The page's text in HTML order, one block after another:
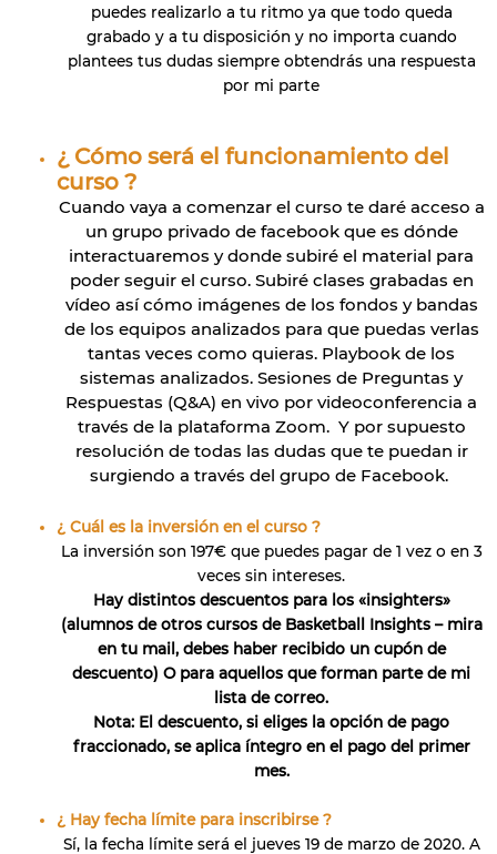
puedes realizarlo a tu ritmo ya que todo queda
grabado y a tu disposición y no importa cuando
plantees tus dudas siempre obtendrás una respuesta
por mi parte
¿ Cómo será el funcionamiento del
curso ?
Cuando vaya a comenzar el curso te daré acceso a
un grupo privado de facebook que es dónde
interactuaremos y donde subiré el material para
poder seguir el curso. Subiré clases grabadas en
vídeo así cómo imágenes de los fondos y bandas
de los equipos analizados para que puedas verlas
tantas veces como quieras. Playbook de los
sistemas analizados. Sesiones de Preguntas y
Respuestas (Q&A) en vivo por videoconferencia a
través de la plataforma Zoom. Y por supuesto
resolución de todas las dudas que te puedan ir
surgiendo a través del grupo de Facebook.
¿ Cuál es la inversión en el curso ?
La inversión son 197€ que puedes pagar de 1 vez o en 3
veces sin intereses.
Hay distintos descuentos para los «insighters»
(alumnos de otros cursos de Basketball Insights – mira
en tu mail, debes haber recibido un cupón de
descuento) O para aquellos que forman parte de mi
lista de correo.
Nota: El descuento, si eliges la opción de pago
fraccionado, se aplica íntegro en el pago del primer
mes.
¿ Hay fecha límite para inscribirse ?
Sí, la fecha límite será el jueves 19 de marzo de 2020. A